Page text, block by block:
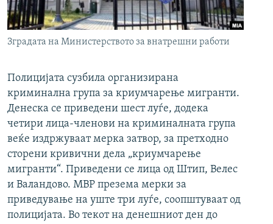
РСЕ веб страници
Зградата на Министерството за внатрешни работи
Полицијата сузбила организирана
криминална група за криумчарење мигранти.
Денеска се приведени шест луѓе, додека
четири лица-членови на криминалната група
веќе издржуваат мерка затвор, за претходно
сторени кривични дела „криумчарење
мигранти“. Приведени се лица од Штип, Велес
и Валандово. МВР презема мерки за
приведување на уште три луѓе, соопштуваат од
полицијата. Во текот на денешниот ден до